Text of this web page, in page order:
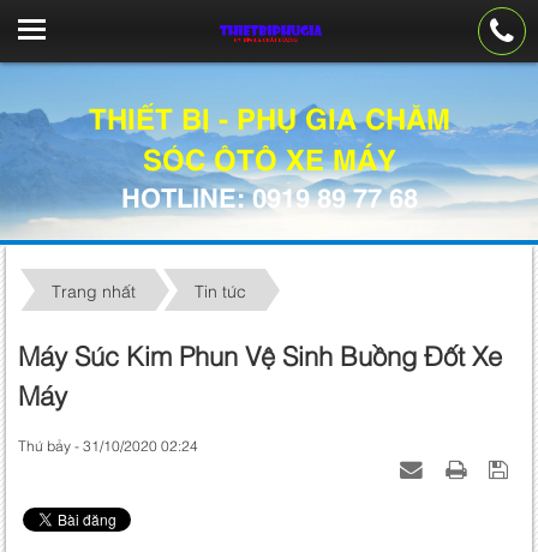
THIẾT BỊ - PHỤ GIA CHĂM
SÓC ÔTÔ XE MÁY
HOTLINE: 0919 89 77 68
Trang nhất Tin tức
Máy Súc Kim Phun Vệ Sinh Buồng Đốt Xe
Máy
Thứ bảy - 31/10/2020 02:24